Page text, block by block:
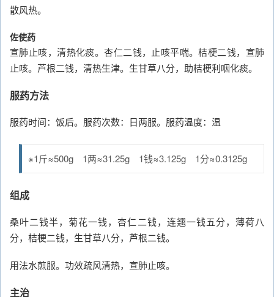
散风热。
佐使药
宣肺止咳，清热化痰。杏仁二钱，止咳平喘。桔梗二钱，宣肺
止咳。芦根二钱，清热生津。生甘草八分，助桔梗利咽化痰。
服药方法
服药时间：饭后。服药次数：日两服。服药温度：温
※1斤≈500g 1两≈31.25g 1钱≈3.125g 1分≈0.3125g
组成
桑叶二钱半，菊花一钱，杏仁二钱，连翘一钱五分，薄荷八
分，桔梗二钱，生甘草八分，芦根二钱。
用法水煎服。功效疏风清热，宣肺止咳。
主治